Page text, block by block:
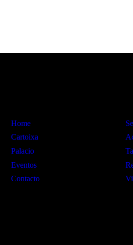
Home
Cartoixa
Palacio
Eventos
Contacto